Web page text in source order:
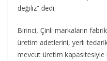
değiliz” dedi.
Birinci, Çinli markaların
üretim adetlerini, yerli
mevcut üretim kapasitesiyle